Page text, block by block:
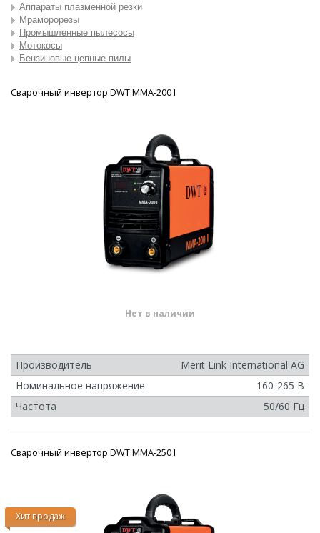
Аппараты плазменной резки
Мраморорезы
Промышленные пылесосы
Мотокосы
Бензиновые цепные пилы
Сварочный инвертор DWT MMA-200 I
Нет в наличии
Производитель
Merit Link International AG
Номинальное напряжение
160-265 В
Частота
50/60 Гц
Хит продаж
Сварочный инвертор DWT MMA-250 I